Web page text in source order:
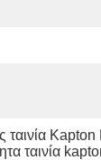
ταινία
ταινία